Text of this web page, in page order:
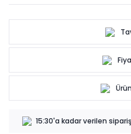
15:30'a kadar verilen